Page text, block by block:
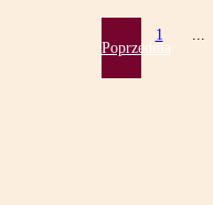
Poprzednia
1 ...